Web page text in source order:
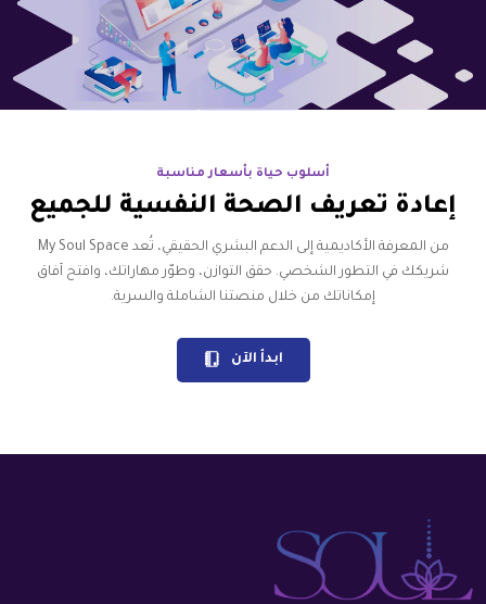
أسلوب حياة بأسعار مناسبة
إعادة تعريف الصحة النفسية للجميع
من المعرفة الأكاديمية إلى الدعم البشري الحقيقي، تُعد My Soul Space
شريكك في التطور الشخصي. حقق التوازن، وطوّر مهاراتك، وافتح آفاق
إمكاناتك من خلال منصتنا الشاملة والسرية.
ابدأ الآن